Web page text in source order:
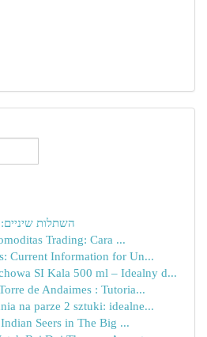
השתלות
Trading: Cara ...
Current Information for Un...
SI Kala 500 ml – Idealny d...
de Andaimes : Tutoria...
na parze 2 sztuki: idealne...
Seers in The Big ...